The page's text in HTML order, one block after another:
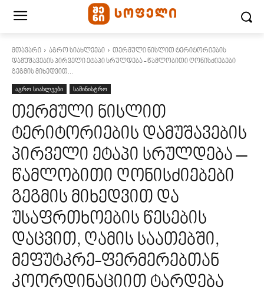
მთავარი აგრო სიახლეები
თერმული ნისლით ტერიტორიების
დამუშავების პირველი ეტაპი სრულდება - წამლობითი ღონისძიებები
გეგმის მიხედვით...
აგრო სიახლეები სამინისტრო
თერმული ნისლით
ტერიტორიების დამუშავების
პირველი ეტაპი სრულდება –
წამლობითი ღონისძიებები
გეგმის მიხედვით და
უსაფრთხოების წესების
დაცვით, ღამის საათებში,
მეფუტკრე-ფერმერებთან
კოორდინაციით ტარდება